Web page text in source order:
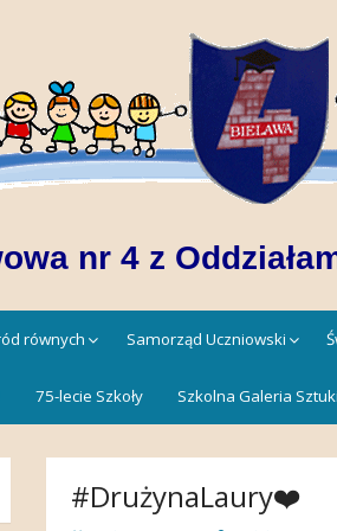
nr 4 z
równych Samorząd Uczniowski
75-lecie Szkoły Szkolna Galeria Sztuki
#DrużynaLaury❤️